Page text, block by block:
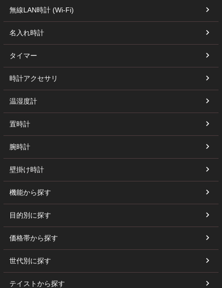
無線LAN時計 (Wi-Fi)
名入れ時計
タイマー
時計アクセサリ
温湿度計
置時計
腕時計
壁掛け時計
機能から探す
目的別に探す
価格帯から探す
世代別に探す
テイストから探す